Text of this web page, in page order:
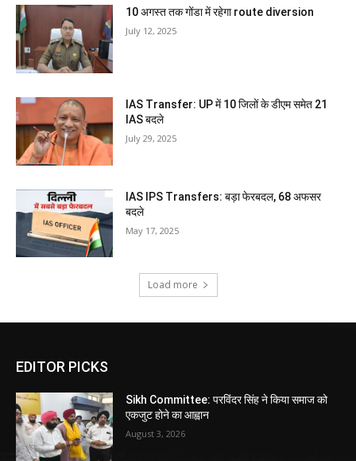
10 अगस्त तक गोंडा में रहेगा route diversion
July 12, 2025
IAS Transfer: UP में 10 जिलों के डीएम समेत 21
IAS बदले
July 29, 2025
IAS IPS Transfers: बड़ा फेरबदल, 68 अफसर
बदले
May 17, 2025
Load more
EDITOR PICKS
Sikh Committee: परविंदर सिंह ने किया समाज को
एकजुट होने का आह्वान
August 3, 2026